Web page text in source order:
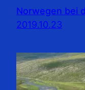
Norwegen bei
2019.10.23